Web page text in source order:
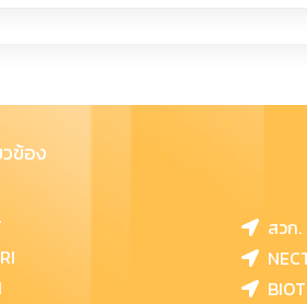
ข้อง
สวก.